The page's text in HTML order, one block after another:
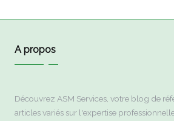
A propos
Découvrez ASM Services, votre blog de
articles variés sur l'expertise